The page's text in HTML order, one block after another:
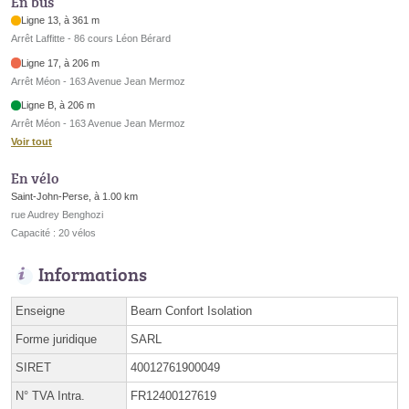
Ligne 13, à 361 m
Arrêt Laffitte - 86 cours Léon Bérard
Ligne 17, à 206 m
Arrêt Méon - 163 Avenue Jean Mermoz
Ligne B, à 206 m
Arrêt Méon - 163 Avenue Jean Mermoz
Voir tout
En vélo
Saint-John-Perse, à 1.00 km
rue Audrey Benghozi
Capacité : 20 vélos
Informations
Enseigne Bearn Confort Isolation
Forme juridique SARL
SIRET 40012761900049
N° TVA Intra. FR12400127619